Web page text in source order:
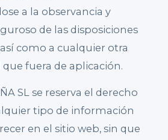
a la observancia y
de las disposiciones
como a cualquier otra
fuera de aplicación.
SL se reserva el derecho
tipo de información
en el sitio web, sin que